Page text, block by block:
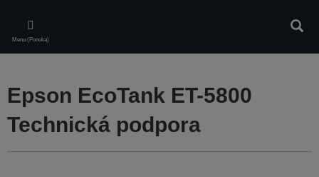
main
content
Menu (Ponuka)
Epson EcoTank ET-5800
Technická podpora